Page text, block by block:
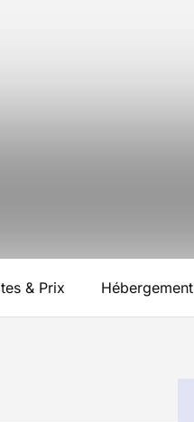
& Prix Hébergement